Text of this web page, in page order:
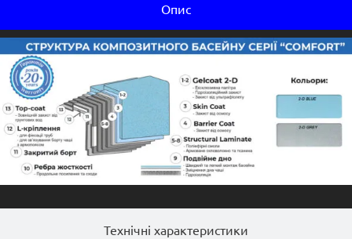
Опис
Технічні характеристики